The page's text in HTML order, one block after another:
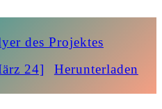
des Projektes
24]
Herunterladen